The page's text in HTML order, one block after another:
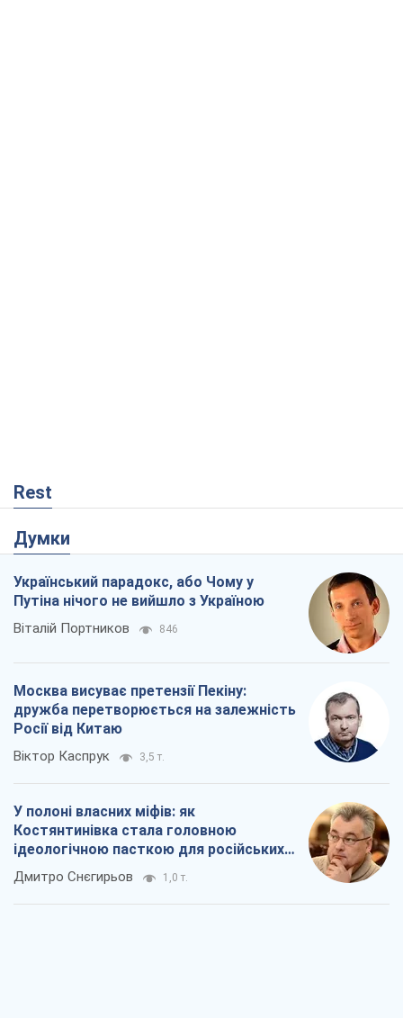
Rest
Думки
Український парадокс, або Чому у
Путіна нічого не вийшло з Україною
Віталій Портников 846
Москва висуває претензії Пекіну:
дружба перетворюється на залежність
Росії від Китаю
Віктор Каспрук 3,5 т.
У полоні власних міфів: як
Костянтинівка стала головною
ідеологічною пасткою для російських
окупантів
Дмитро Снєгирьов 1,0 т.